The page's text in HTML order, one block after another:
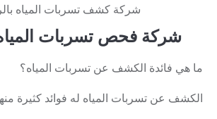
شركة كشف تسربات المياه
شركة فحص تسربات
ما هي فائدة الكشف عن تسربات المياه؟
الكشف عن تسربات المياه له فوائد كثيرة